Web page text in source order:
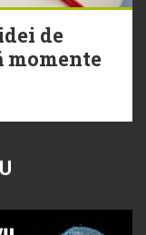
de
momente